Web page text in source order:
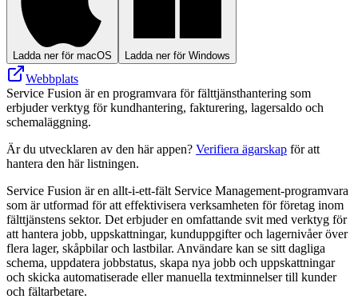
Ladda ner för macOS Ladda ner för Windows
Webbplats
Service Fusion är en programvara för fälttjänsthantering som
erbjuder verktyg för kundhantering, fakturering, lagersaldo och
schemaläggning.
Är du utvecklaren av den här appen? Verifiera ägarskap för att
hantera den här listningen.
Service Fusion är en allt-i-ett-fält Service Management-programvara
som är utformad för att effektivisera verksamheten för företag inom
fälttjänstens sektor. Det erbjuder en omfattande svit med verktyg för
att hantera jobb, uppskattningar, kunduppgifter och lagernivåer över
flera lager, skåpbilar och lastbilar. Användare kan se sitt dagliga
schema, uppdatera jobbstatus, skapa nya jobb och uppskattningar
och skicka automatiserade eller manuella textminnelser till kunder
och fältarbetare.